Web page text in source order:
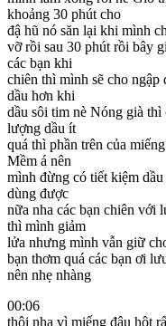
khoảng 30 phút cho
đậ hũ nó săn lại khi mình
vỡ rồi sau 30 phút rồi bây
các bạn khi
chiên thì mình sẽ cho ngập
dầu hơn khi
dầu sôi tim nè Nóng già thì
lượng dầu ít
quá thì phần trên của
Mềm á nên
mình đừng có tiết kiệm
dùng được
nữa nha các bạn chiên với
thì mình giảm
lửa nhưng mình vẫn giữ
bạn thơm quá các bạn ơi
nên nhẹ nhàng
00:06
thôi nha vì miếng đậu hột